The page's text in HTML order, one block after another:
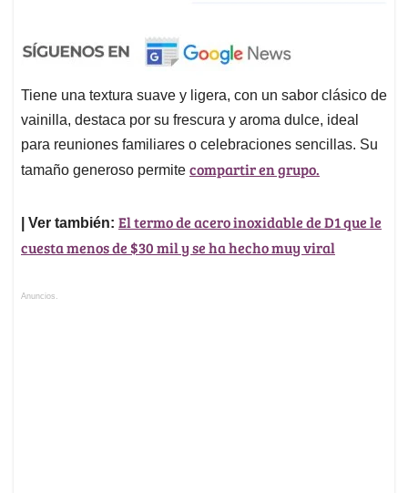
Tiene una textura suave y ligera, con un sabor clásico de
vainilla, destaca por su frescura y aroma dulce, ideal
para reuniones familiares o celebraciones sencillas. Su
tamaño generoso permite compartir en grupo.
| Ver también: El termo de acero inoxidable de D1 que le
cuesta menos de $30 mil y se ha hecho muy viral
Anuncios.